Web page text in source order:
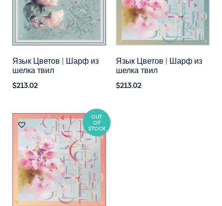
Язык Цветов | Шарф из
шелка твил
$213.02
Язык Цветов | Шарф из
шелка твил
$213.02
OUT
OF
STOCK